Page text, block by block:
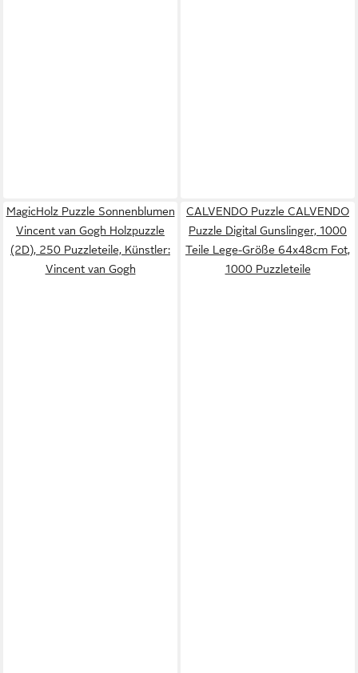
MagicHolz Puzzle Sonnenblumen
Vincent van Gogh Holzpuzzle
(2D), 250 Puzzleteile, Künstler:
Vincent van Gogh
CALVENDO Puzzle CALVENDO
Puzzle Digital Gunslinger, 1000
Teile Lege-Größe 64x48cm Fot,
1000 Puzzleteile